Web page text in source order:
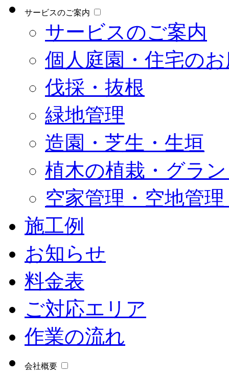
サービスのご案内
サービスのご案内
個人庭園・住宅の
伐採・抜根
緑地管理
造園・芝生・生垣
植木の植栽・グラ
空家管理・空地管
施工例
お知らせ
料金表
ご対応エリア
作業の流れ
会社概要